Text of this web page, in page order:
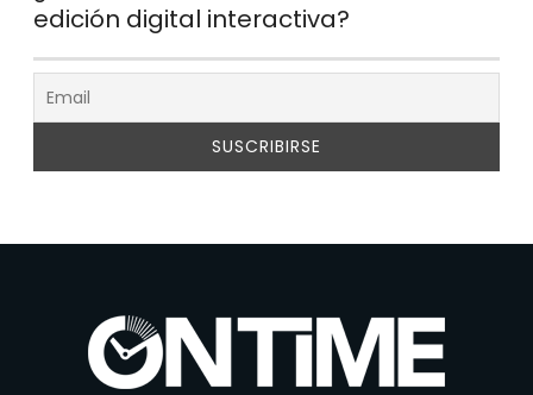
edición digital interactiva?